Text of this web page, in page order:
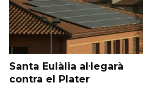
Santa Eulàlia al·legarà
contra el Plater